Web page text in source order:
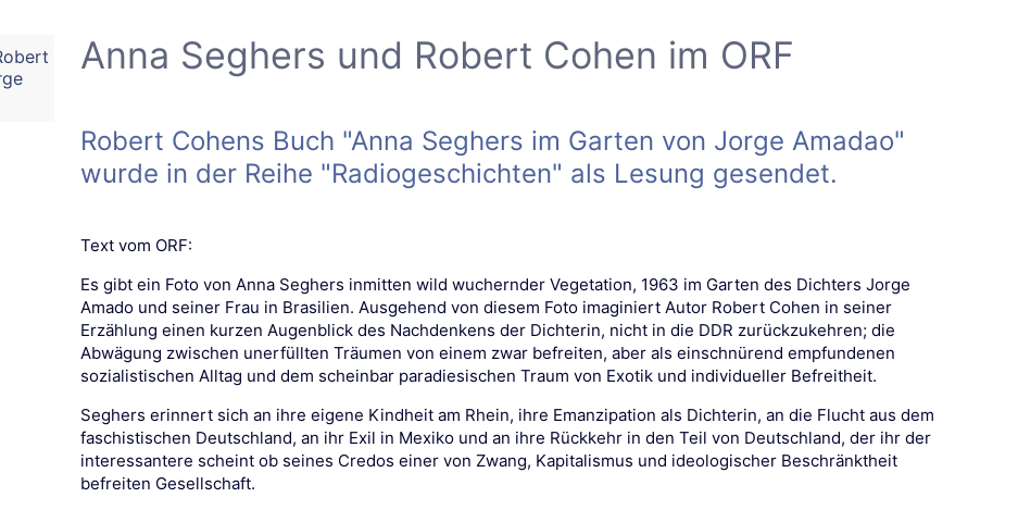
Anna Seghers und Robert Cohen im ORF
Robert Cohens Buch "Anna Seghers im Garten von Jorge Amadao"
wurde in der Reihe "Radiogeschichten" als Lesung gesendet.
Text vom ORF:
Es gibt ein Foto von Anna Seghers inmitten wild wuchernder Vegetation, 1963 im Garten des Dichters Jorge
Amado und seiner Frau in Brasilien. Ausgehend von diesem Foto imaginiert Autor Robert Cohen in seiner
Erzählung einen kurzen Augenblick des Nachdenkens der Dichterin, nicht in die DDR zurückzukehren; die
Abwägung zwischen unerfüllten Träumen von einem zwar befreiten, aber als einschnürend empfundenen
sozialistischen Alltag und dem scheinbar paradiesischen Traum von Exotik und individueller Befreitheit.
Seghers erinnert sich an ihre eigene Kindheit am Rhein, ihre Emanzipation als Dichterin, an die Flucht aus dem
faschistischen Deutschland, an ihr Exil in Mexiko und an ihre Rückkehr in den Teil von Deutschland, der ihr der
interessantere scheint ob seines Credos einer von Zwang, Kapitalismus und ideologischer Beschränktheit
befreiten Gesellschaft.